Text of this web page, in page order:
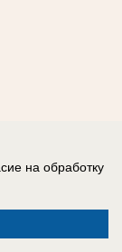
на обработку